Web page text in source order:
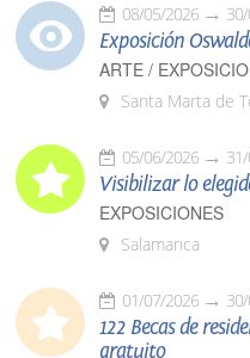
08/05/2026
Exposición
ARTE /
Santa Marta de
05/06/2026
Visibilizar lo
EXPOSICIONES
Salamanca
01/07/2026
122 Becas de
gratuito